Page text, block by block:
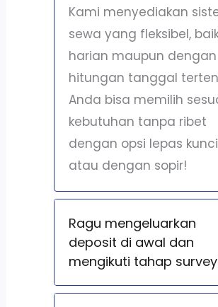
Kami menyediakan
sewa yang fleksibel,
harian maupun dengan
hitungan tanggal
Anda bisa memilih
kebutuhan tanpa ribet
dengan opsi lepas kunci
atau dengan sopir!
Ragu mengeluarkan
deposit di awal dan
mengikuti tahap